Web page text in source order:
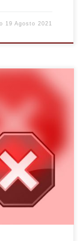
19 Agosto 2021
computer.
MSVCR80.dll